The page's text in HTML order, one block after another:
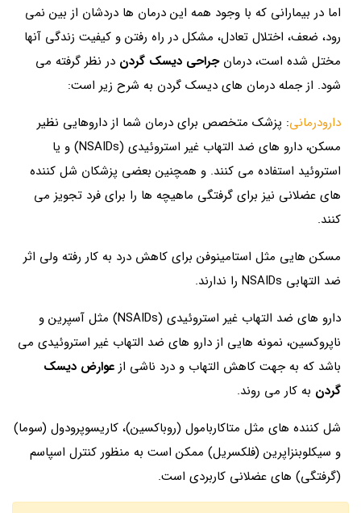
اما در بیمارانی که با وجود همه این درمان ها دردشان از بین نمی
رود، ضعف، اختلال تعادل، مشکل در راه رفتن و کیفیت زندگی آنها
مختل شده است، درمانجراحی دیسک گردن در نظر گرفته می
شود. از جمله درمان های دیسک گردن به شرح زیر است:
دارودرمانی: پزشک متخصص برای درمان شما از داروهایی نظیر
مسکن، دارو های ضد التهاب غیر استروئیدی (NSAIDs) و یا
استروئید استفاده می کنند. و همچنین بعضی پزشکان شل کننده
های عضلانی نیز برای گرفتگی ماهیچه ها را برای فرد تجویز می
کنند.
مسکن هایی مثل استامینوفن برای کاهش درد به کار رفته ولی اثر
ضد التهابی NSAIDs را ندارند.
دارو های ضد التهاب غیر استروئیدی (NSAIDs) مثل آسپرین و
ناپروکسین، نمونه هایی از دارو های ضد التهاب غیر استروئیدی می
باشد که به جهت کاهش التهاب و درد ناشی از عوارض دیسک
گردن به کار می روند.
شل کننده های مثل متاکاربامول (روباکسین)، کاریسوپرودول (سوما)
و سیکلوبنزاپرین (فلکسریل) ممکن است به منظور کنترل اسپاسم
(گرفتگی) های عضلانی کاربردی است.